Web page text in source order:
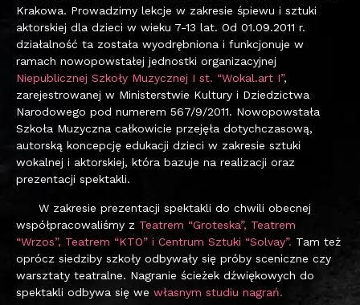
Krakowa. Prowadzimy lekcje w zakresie śpiewu i sztuki
aktorskiej dla dzieci w wieku 7-13 lat. Od 01.09.2011 r.
działalność ta została wyodrębniona i funkcjonuje w
ramach nowopowstałej jednostki organizacyjnej
Niepublicznej Szkoły Muzycznej I st. “Wokal.art I”,
zarejestrowanej w Ministerstwie Kultury i Dziedzictwa
Narodowego pod numerem 567/9/2011. Nowopowstała
Szkoła Muzyczna całkowicie przejęła dotychczasową,
autorską koncepcję edukacji dzieci w zakresie sztuki
wokalnej i aktorskiej, która bazuje na realizacji oraz
prezentacji spektakli.
W zakresie prezentacji spektakli do chwili obecnej
współpracowaliśmy z Teatrem “Groteska”, Teatrem
“Wrzos”, Teatrem “KTO” i Centrum Sztuki “Solvay”. Tam też
oprócz siedziby szkoły odbywały się próby sceniczne czy
warsztaty teatralne. Nagranie ścieżek dźwiękowych do
spektakli odbywa się we własnym studiu nagrań.